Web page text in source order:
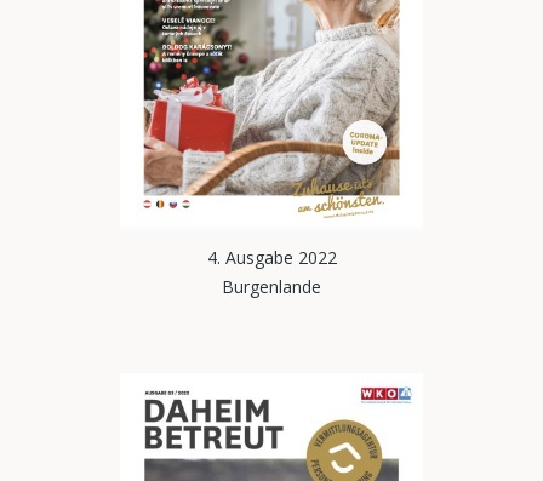
4. Ausgabe 2022
Burgenlande